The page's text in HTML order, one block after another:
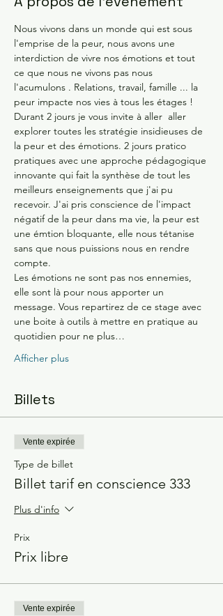
Nous vivons dans un monde qui est sous
l'emprise de la peur, nous avons une
interdiction de vivre nos émotions et tout
ce que nous ne vivons pas nous
l'acumulons . Relations, travail, famille ... la
peur impacte nos vies à tous les étages !
Durant 2 jours je vous invite à aller  aller
explorer toutes les stratégie insidieuses de
la peur et des émotions. 2 jours pratico
pratiques avec une approche pédagogique
innovante qui fait la synthèse de tout les
meilleurs enseignements que j'ai pu
recevoir. J'ai pris conscience de l'impact
négatif de la peur dans ma vie, la peur est
une émtion bloquante, elle nous tétanise
sans que nous puissions nous en rendre
compte.
Les émotions ne sont pas nos ennemies,
elle sont là pour nous apporter un
message. Vous repartirez de ce stage avec
une boite à outils à mettre en pratique au
quotidien pour ne plus…
Afficher plus
Billets
Vente expirée
Type de billet
Billet tarif en conscience 333
Plus d'info
Prix
Prix libre
Vente expirée